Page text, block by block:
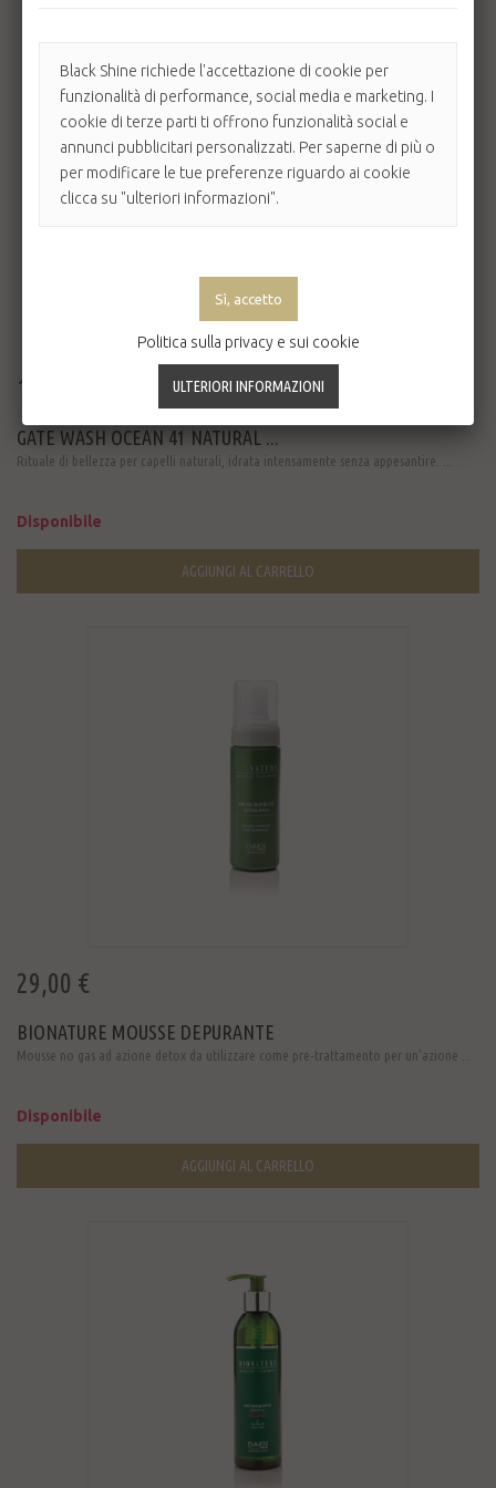
17,00 €
GATE WASH OCEAN 41 NATURAL ...
Rituale di bellezza per capelli naturali, idrata intensamente senza appesantire. ...
Disponibile
AGGIUNGI AL CARRELLO
29,00 €
BIONATURE MOUSSE DEPURANTE
Mousse no gas ad azione detox da utilizzare come pre-trattamento per un'azione ...
Disponibile
AGGIUNGI AL CARRELLO
Black Shine richiede l'accettazione di cookie per
funzionalità di performance, social media e marketing. I
cookie di terze parti ti offrono funzionalità social e
annunci pubblicitari personalizzati. Per saperne di più o
per modificare le tue preferenze riguardo ai cookie
clicca su "ulteriori informazioni".
Politica sulla privacy e sui cookie